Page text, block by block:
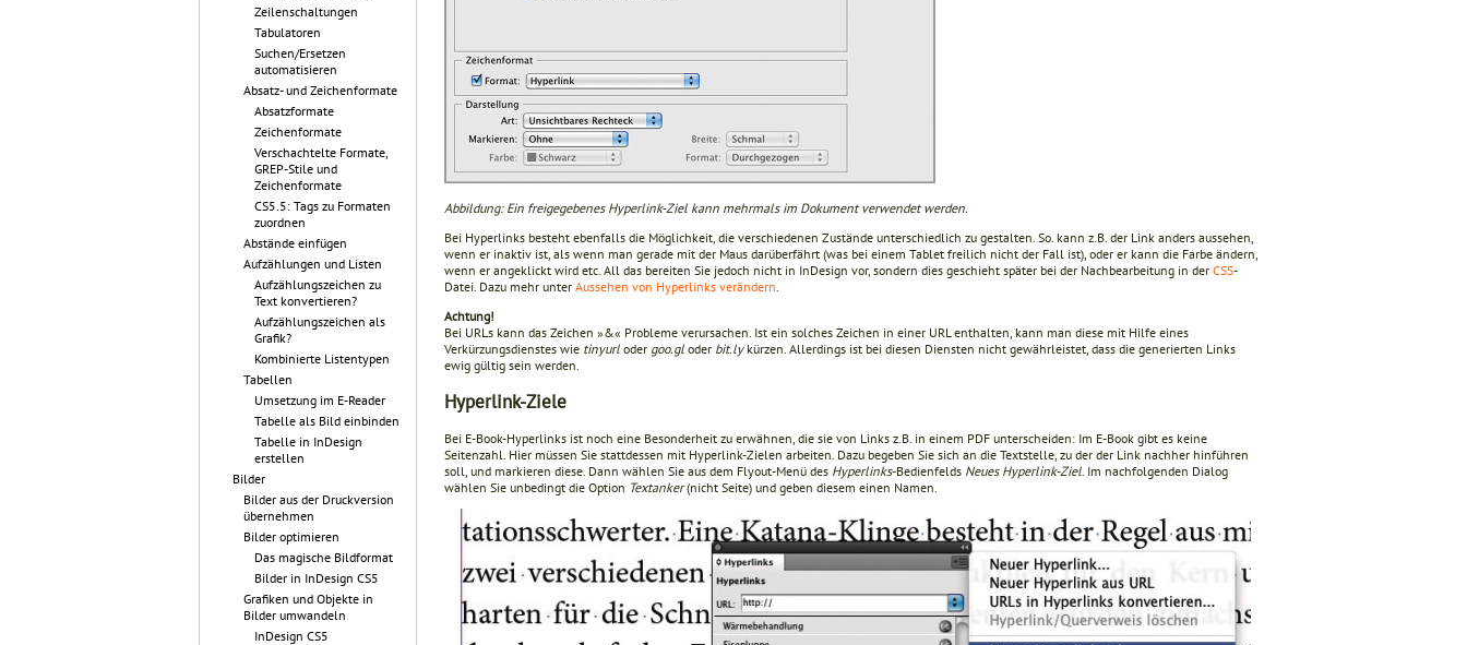
Zeilenschaltungen
Tabulatoren
Suchen/Ersetzen
automatisieren
Absatz- und Zeichenformate
Absatzformate
Zeichenformate
Verschachtelte Formate,
GREP-Stile und
Zeichenformate
CS5.5: Tags zu Formaten
zuordnen
Abstände einfügen
Aufzählungen und Listen
Aufzählungszeichen zu
Text konvertieren?
Aufzählungszeichen als
Grafik?
Kombinierte Listentypen
Tabellen
Umsetzung im E-Reader
Tabelle als Bild einbinden
Tabelle in InDesign
erstellen
Bilder
Bilder aus der Druckversion
übernehmen
Bilder optimieren
Das magische Bildformat
Bilder in InDesign CS5
Grafiken und Objekte in
Bilder umwandeln
InDesign CS5
Abbildung: Ein freigegebenes Hyperlink-Ziel kann mehrmals im Dokument verwendet werden.
Bei Hyperlinks besteht ebenfalls die Möglichkeit, die verschiedenen Zustände unterschiedlich zu gestalten. So. kann z.B. der Link anders aussehen,
wenn er inaktiv ist, als wenn man gerade mit der Maus darüberfährt (was bei einem Tablet freilich nicht der Fall ist), oder er kann die Farbe ändern,
wenn er angeklickt wird etc. All das bereiten Sie jedoch nicht in InDesign vor, sondern dies geschieht später bei der Nachbearbeitung in der CSS-
Datei. Dazu mehr unter Aussehen von Hyperlinks verändern
Achtung!
Bei URLs kann das Zeichen »&« Probleme verursachen. Ist ein solches Zeichen in einer URL enthalten, kann man diese mit Hilfe eines
Verkürzungsdienstes wie tinyurl oder goo.gl oder bit.lykürzen. Allerdings ist bei diesen Diensten nicht gewährleistet, dass die generierten Links
ewig gültig sein werden.
Hyperlink-Ziele
Bei E-Book-Hyperlinks ist noch eine Besonderheit zu erwähnen, die sie von Links z.B. in einem PDF unterscheiden: Im E-Book gibt es keine
Seitenzahl. Hier müssen Sie stattdessen mit Hyperlink-Zielen arbeiten. Dazu begeben Sie sich an die Textstelle, zu der der Link nachher hinführen
soll, und markieren diese. Dann wählen Sie aus dem Flyout-Menü des Hyperlinks-Bedienfelds Neues Hyperlink-Ziel . Im nachfolgenden Dialog
wählen Sie unbedingt die Option Textanker(nicht Seite) und geben diesem einen Namen.